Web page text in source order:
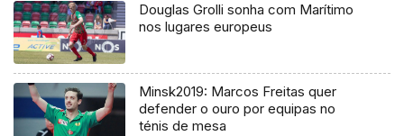
Douglas Grolli sonha com Marítimo
nos lugares europeus
Minsk2019: Marcos Freitas quer
defender o ouro por equipas no
ténis de mesa